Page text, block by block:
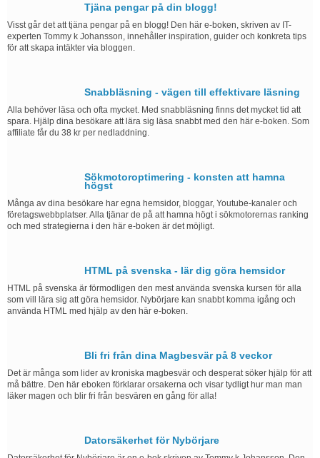
Tjäna pengar på din blogg!
Visst går det att tjäna pengar på en blogg! Den här e-boken, skriven av IT-
experten Tommy k Johansson, innehåller inspiration, guider och konkreta tips
för att skapa intäkter via bloggen.
Snabbläsning - vägen till effektivare läsning
Alla behöver läsa och ofta mycket. Med snabbläsning finns det mycket tid att
spara. Hjälp dina besökare att lära sig läsa snabbt med den här e-boken. Som
affiliate får du 38 kr per nedladdning.
Sökmotoroptimering - konsten att hamna
högst
Många av dina besökare har egna hemsidor, bloggar, Youtube-kanaler och
företagswebbplatser. Alla tjänar de på att hamna högt i sökmotorernas ranking
och med strategierna i den här e-boken är det möjligt.
HTML på svenska - lär dig göra hemsidor
HTML på svenska är förmodligen den mest använda svenska kursen för alla
som vill lära sig att göra hemsidor. Nybörjare kan snabbt komma igång och
använda HTML med hjälp av den här e-boken.
Bli fri från dina Magbesvär på 8 veckor
Det är många som lider av kroniska magbesvär och desperat söker hjälp för att
må bättre. Den här eboken förklarar orsakerna och visar tydligt hur man man
läker magen och blir fri från besvären en gång för alla!
Datorsäkerhet för Nybörjare